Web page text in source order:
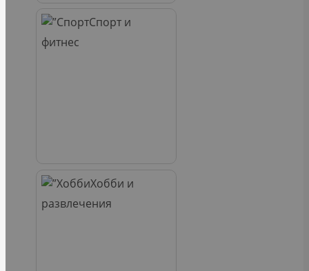
Спорт и
фитнес
Хобби и
развлечения